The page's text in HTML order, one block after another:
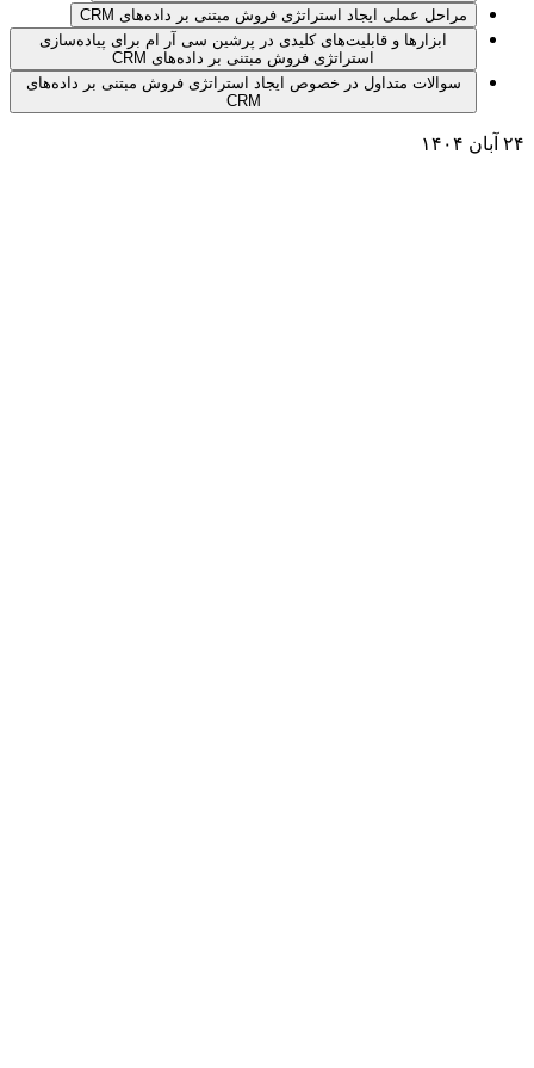
مراحل عملی ایجاد استراتژی فروش مبتنی بر داده‌های CRM
ابزارها و قابلیت‌های کلیدی در پرشین سی آر ام برای پیاده‌سازی
استراتژی فروش مبتنی بر داده‌های CRM
سوالات متداول در خصوص ایجاد استراتژی فروش مبتنی بر داده‌های
CRM
۲۴ آبان ۱۴۰۴